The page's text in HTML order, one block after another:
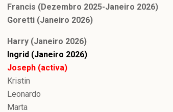
Francis (Dezembro 2025-Janeiro 2026)
Goretti (Janeiro 2026)
Harry (Janeiro 2026)
Ingrid (Janeiro 2026)
Joseph (activa)
Kristin
Leonardo
Marta